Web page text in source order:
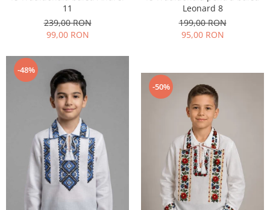
11
239,00 RON
99,00 RON
Leonard 8
199,00 RON
95,00 RON
-48%
-50%